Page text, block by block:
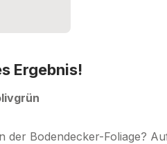
Ergebnis!
der Bodendecker-Foliage?